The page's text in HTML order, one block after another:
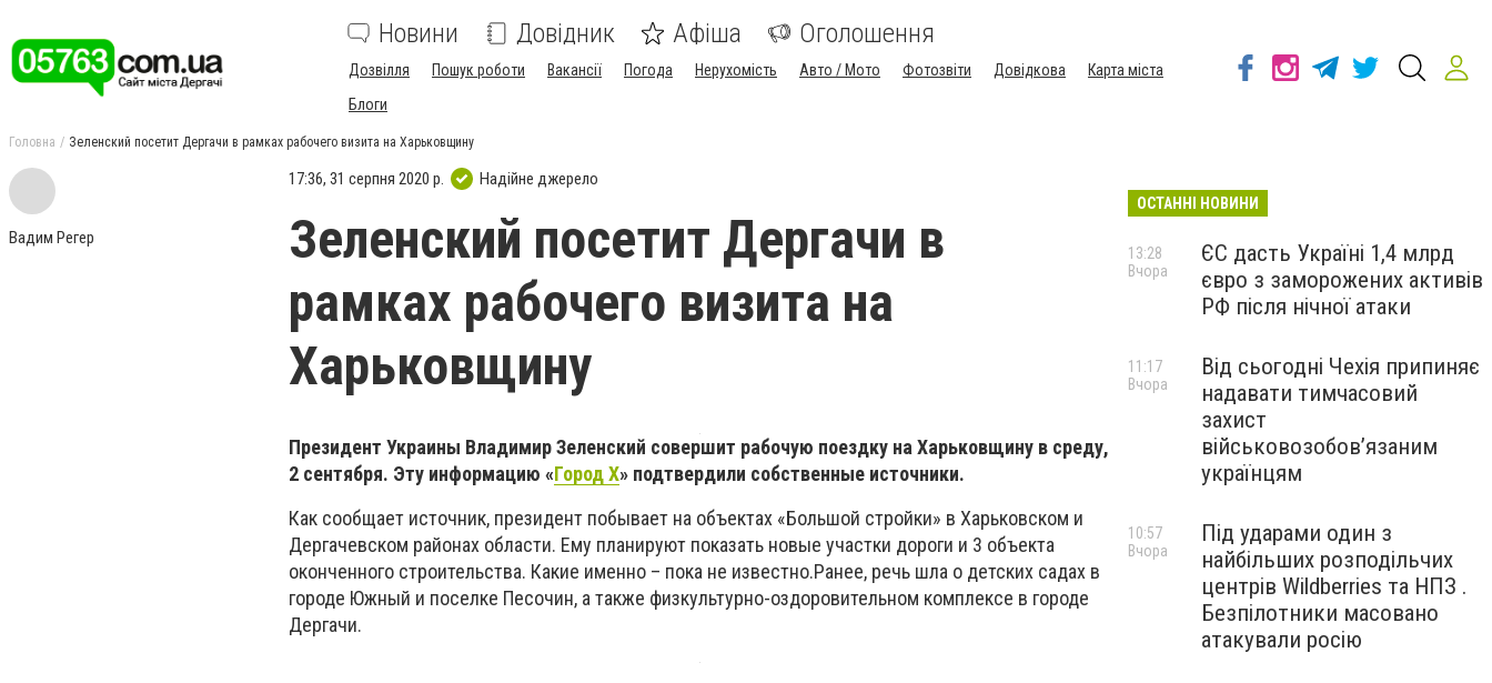
Новини Довідник Афіша Оголошення
Дозвілля Пошук роботи Вакансії Погода Нерухомість Авто / Мото Фотозвіти Довідкова
Карта міста
Блоги
Головна Зеленский посетит Дергачи в рамках рабочего визита на Харьковщину
Вадим Регер
17:36, 31 серпня 2020 р. Надійне джерело
Зеленский посетит Дергачи в
рамках рабочего визита на
Харьковщину
Президент Украины Владимир Зеленский совершит рабочую поездку на Харьковщину в среду,
2 сентября. Эту информацию «Город Х» подтвердили собственные источники.
Как сообщает источник, президент побывает на объектах «Большой стройки» в Харьковском и
Дергачевском районах области. Ему планируют показать новые участки дороги и 3 объекта
оконченного строительства. Какие именно – пока не известно.Ранее, речь шла о детских садах в
городе Южный и поселке Песочин, а также физкультурно-оздоровительном комплексе в городе
Дергачи.
ОСТАННІ НОВИНИ
ЄС дасть Україні 1,4 млрд
євро з заморожених активів
РФ після нічної атаки
13:28
Вчора
Від сьогодні Чехія припиняє
надавати тимчасовий
захист
військовозобов’язаним
українцям
11:17
Вчора
Під ударами один з
найбільших розподільчих
центрів Wildberries та НПЗ .
Безпілотники масовано
атакували росію
10:57
Вчора